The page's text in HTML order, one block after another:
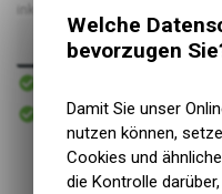
inkl. MwSt., zzgl.
Sofort abholbar
Abholung Lüscher Motor- &
Welche
bevorzugen
Damit Sie unser
nutzen können,
Cookies und
die Kontrolle